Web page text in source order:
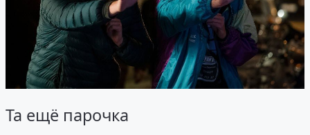
Та ещё парочка